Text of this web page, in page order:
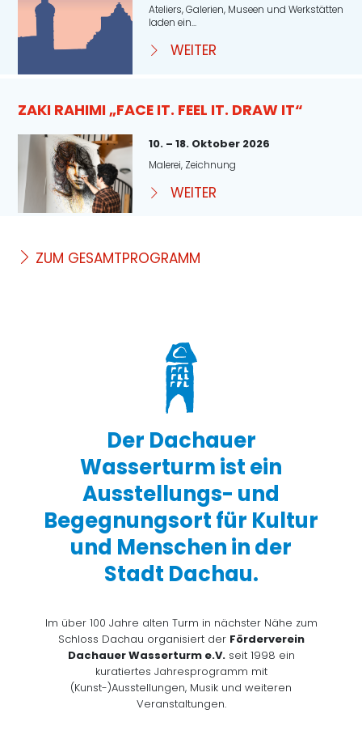
Ateliers, Galerien, Museen und Werkstätten
laden ein...
WEITER
ZAKI RAHIMI „FACE IT. FEEL IT. DRAW IT“
10. – 18. Oktober 2026
Malerei, Zeichnung
WEITER
ZUM GESAMTPROGRAMM
Der Dachauer
Wasserturm ist ein
Ausstellungs- und
Begegnungsort für Kultur
und Menschen in der
Stadt Dachau.
Im über 100 Jahre alten Turm in nächster Nähe zum
Schloss Dachau organisiert der Förderverein
Dachauer Wasserturm e.V.seit 1998 ein
kuratiertes Jahresprogramm mit
(Kunst-)Ausstellungen, Musik und weiteren
Veranstaltungen.